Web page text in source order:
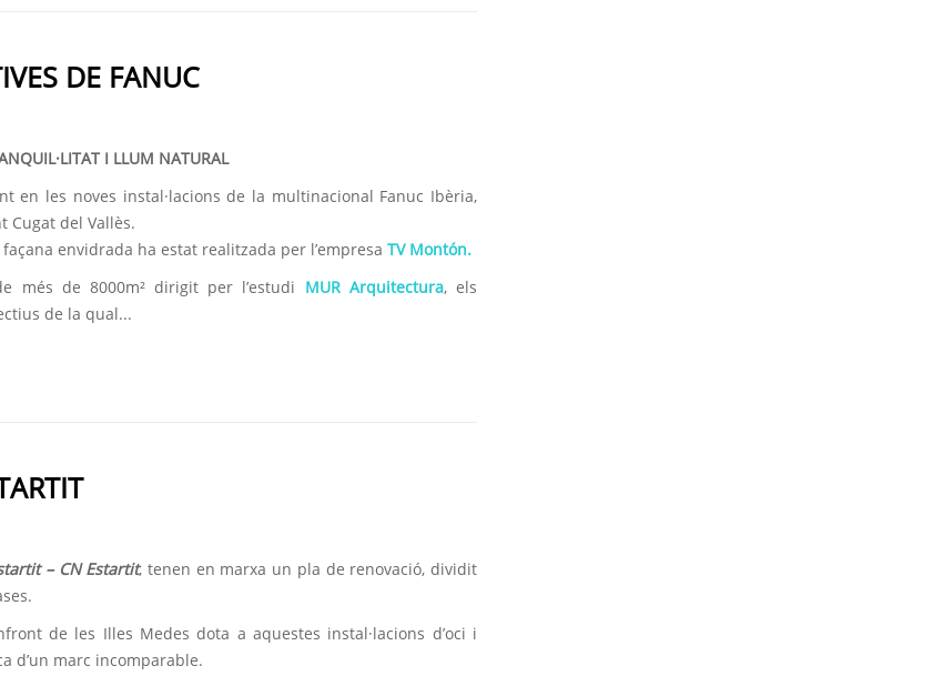
DE FANUC
I LLUM NATURAL
en les noves instal·lacions de la multinacional Fanuc Ibèria,
Cugat del Vallès.
façana envidrada ha estat realitzada per l’empresaTV Montón.
més de 8000m² dirigit per l’estudi MUR Arquitectura, els
de la qual...
– CNEstartit, tenen en marxa un pla de renovació, dividit
de les Illes Medes dota a aquestes instal·lacions d’oci i
d’un marc incomparable.